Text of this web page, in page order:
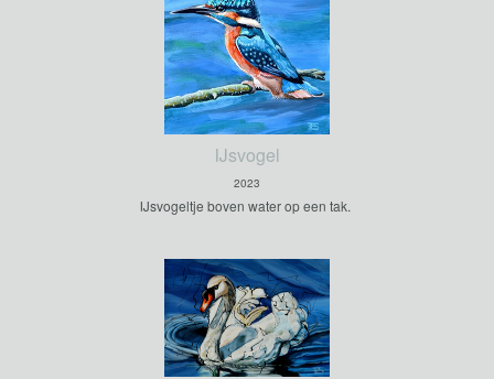
IJsvogel
2023
IJsvogeltje boven water op een tak.